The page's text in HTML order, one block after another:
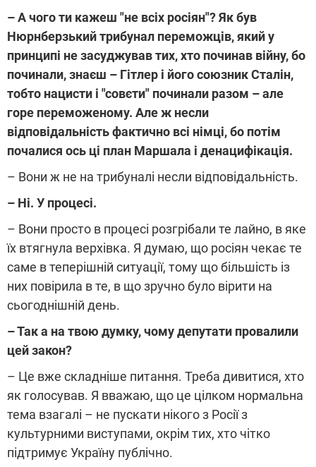
– А чого ти кажеш "не всіх росіян"? Як був
Нюрнберзький трибунал переможців, який у
принципі не засуджував тих, хто починав війну, бо
починали, знаєш – Гітлер і його союзник Сталін,
тобто нацисти і "совєти" починали разом – але
горе переможеному. Але ж несли
відповідальність фактично всі німці, бо потім
почалися ось ці план Маршала і денацифікація.
– Вони ж не на трибуналі несли відповідальність.
– Ні. У процесі.
– Вони просто в процесі розгрібали те лайно, в яке
їх втягнула верхівка. Я думаю, що росіян чекає те
саме в теперішній ситуації, тому що більшість із
них повірила в те, в що зручно було вірити на
сьогоднішній день.
– Так а на твою думку, чому депутати провалили
цей закон?
– Це вже складніше питання. Треба дивитися, хто
як голосував. Я вважаю, що це цілком нормальна
тема взагалі – не пускати нікого з Росії з
культурними виступами, окрім тих, хто чітко
підтримує Україну публічно.